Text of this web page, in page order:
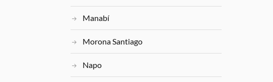
Manabí
Morona Santiago
Napo